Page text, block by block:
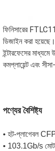
ফিনিসারের
ডিজাইন করা
ইন্টারফেসের
কমপ্লায়েন্ট এবং
পণ্যের বৈশিষ্ট্য
• হট-প্লাগেবল
• 103.1Gb/s মোট